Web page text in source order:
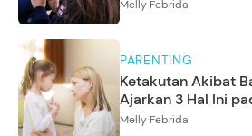
Melly Febrida
PARENTING
Ketakutan Akibat
Ajarkan 3 Hal Ini
Melly Febrida